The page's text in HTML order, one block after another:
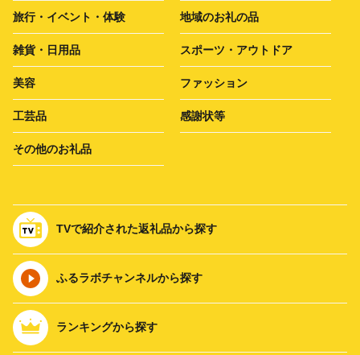
旅行・イベント・体験 地域のお礼の品
雑貨・日用品 スポーツ・アウトドア
美容 ファッション
工芸品 感謝状等
その他のお礼品
TVで紹介された返礼品から探す
ふるラボチャンネルから探す
ランキングから探す